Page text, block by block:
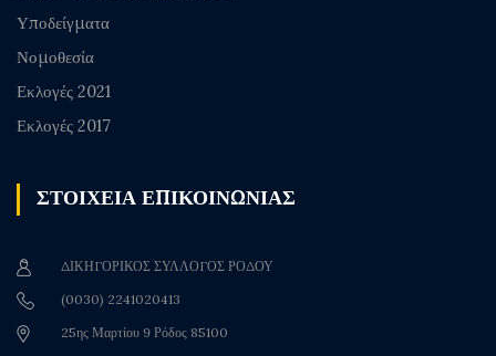
Υποδείγματα
Νομοθεσία
Εκλογές 2021
Εκλογές 2017
ΣΤΟΙΧΕΙΑ ΕΠΙΚΟΙΝΩΝΙΑΣ
ΔΙΚΗΓΟΡΙΚΟΣ ΣΥΛΛΟΓΟΣ ΡΟΔΟΥ
(0030) 2241020413
25ης Μαρτίου 9 Ρόδος 85100